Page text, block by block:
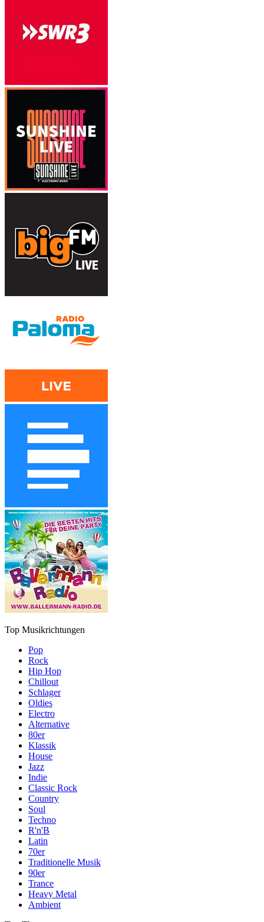
Top Musikrichtungen
Pop
Rock
Hip Hop
Chillout
Schlager
Oldies
Electro
Alternative
80er
Klassik
House
Jazz
Indie
Classic Rock
Country
Soul
Techno
R'n'B
Latin
70er
Traditionelle Musik
90er
Trance
Heavy Metal
Ambient